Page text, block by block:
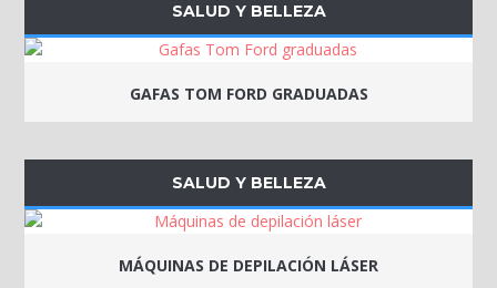
SALUD Y BELLEZA
GAFAS TOM FORD GRADUADAS
SALUD Y BELLEZA
MÁQUINAS DE DEPILACIÓN LÁSER